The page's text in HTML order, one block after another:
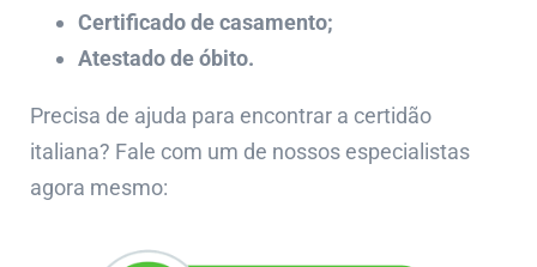
Certificado de casamento;
Atestado de óbito.
Precisa de ajuda para encontrar a certidão
italiana? Fale com um de nossos especialistas
agora mesmo: